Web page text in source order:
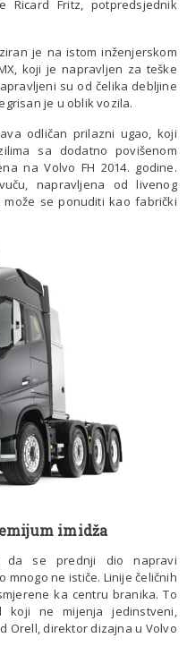
Ricard Fritz, potpredsjednik
je na istom inženjerskom
koji je napravljen za teške
su od čelika debljine
je u oblik vozila.
odličan prilazni ugao, koji
sa dodatno povišenom
na Volvo FH 2014. godine.
napravljena od livenog
može se ponuditi kao fabrički
imidža
da se prednji dio napravi
mnogo ne ističe. Linije čeličnih
ka centru branika. To
koji ne mijenja jedinstveni,
Orell, direktor dizajna u Volvo